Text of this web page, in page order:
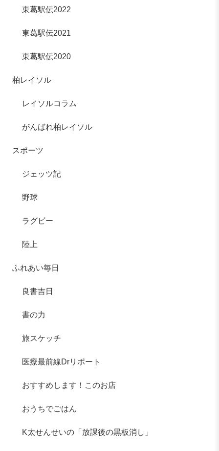
東葛駅伝2022
東葛駅伝2021
東葛駅伝2020
柏レイソル
レイソルコラム
がんばれ柏レイソル
スポーツ
ジェッツ記
野球
ラグビー
陸上
ふれあい毎日
良書吉日
書の力
旅スケッチ
医療最前線Drリポート
おすすめします！このお店
おうちでごはん
K太せんせいの「放課後の黒板消し」